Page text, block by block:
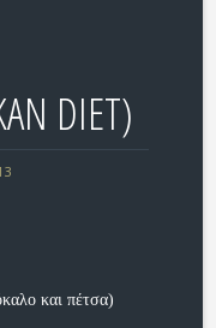
DIET)
και πέτσα)